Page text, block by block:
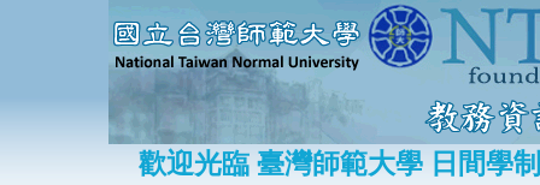
歡迎光臨 臺灣師範大學 日間學